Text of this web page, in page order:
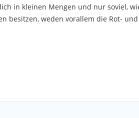
in kleinen Mengen und nur soviel,
besitzen, weden vorallem die Rot-